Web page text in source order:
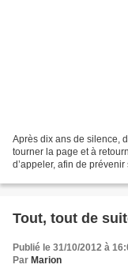
Après dix ans de silence,
tourner la page et à
d’appeler, afin de
Tout, tout de
Publié le 31/10/2012 à
Par Marion